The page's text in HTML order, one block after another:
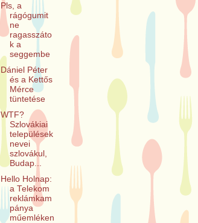
Pls, a
rágógumit
ne
ragasszáto
k a
seggembe
Dániel Péter
és a Kettős
Mérce
tüntetése
WTF?
Szlovákiai
települések
nevei
szlovákul,
Budap...
Hello Holnap:
a Telekom
reklámkam
pánya
műemléken